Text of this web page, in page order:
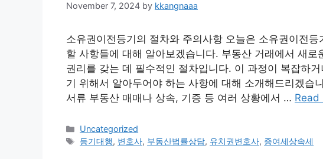
November 7, 2024 by kkangnaaa
소유권이전등기의 절차와 주의사항 오늘은 소유권이전
할 사항들에 대해 알아보겠습니다. 부동산 거래에서 새
권리를 갖는 데 필수적인 절차입니다. 이 과정이 복잡하
기 위해서 알아두어야 하는 사항에 대해 소개해드리겠습
서류 부동산 매매나 상속, 기증 등 여러 상황에서 … Read
Categories
Uncategorized
Tags
등기대행, 변호사, 부동산법률상담, 유치권변호사, 증여세상속세